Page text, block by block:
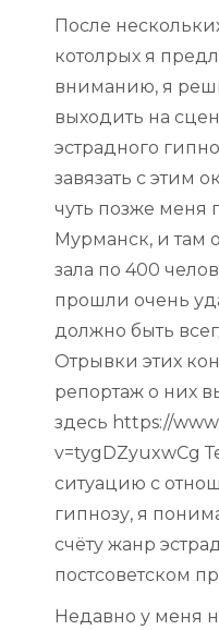
После
котолрых я
вниманию, я
выходить на
эстрадного
завязать с этим
чуть позже меня
Мурманск, и там
зала по 400
прошли очень
должно быть
Отрывки этих
репортаж о них
здесь https://
v=tygDZyuxwCg
ситуацию с
гипнозу, я
счёту жанр
постсоветском
Недавно у меня